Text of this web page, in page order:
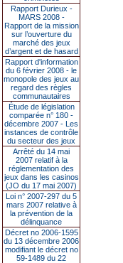
Rapport Durieux -
MARS 2008 -
Rapport de la mission
sur l’ouverture du
marché des jeux
d’argent et de hasard
Rapport d'information
du 6 février 2008 - le
monopole des jeux au
regard des règles
communautaires
Étude de législation
comparée n° 180 -
décembre 2007 - Les
instances de contrôle
du secteur des jeux
Arrêté du 14 mai
2007 relatif à la
réglementation des
jeux dans les casinos
(JO du 17 mai 2007)
Loi n° 2007-297 du 5
mars 2007 relative à
la prévention de la
délinquance
Décret no 2006-1595
du 13 décembre 2006
modifiant le décret no
59-1489 du 22